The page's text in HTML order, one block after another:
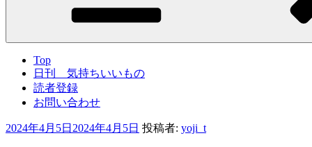
Top
日刊 気持ちいいもの
読者登録
お問い合わせ
投
2024年4月5日 2024年4月5日 投稿者: yoji_t